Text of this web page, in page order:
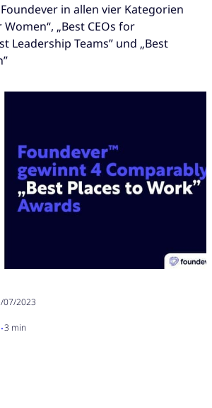
in allen vier Kategorien
Women“, „Best CEOs for
Leadership Teams” und „Best
07/2023
·3 min